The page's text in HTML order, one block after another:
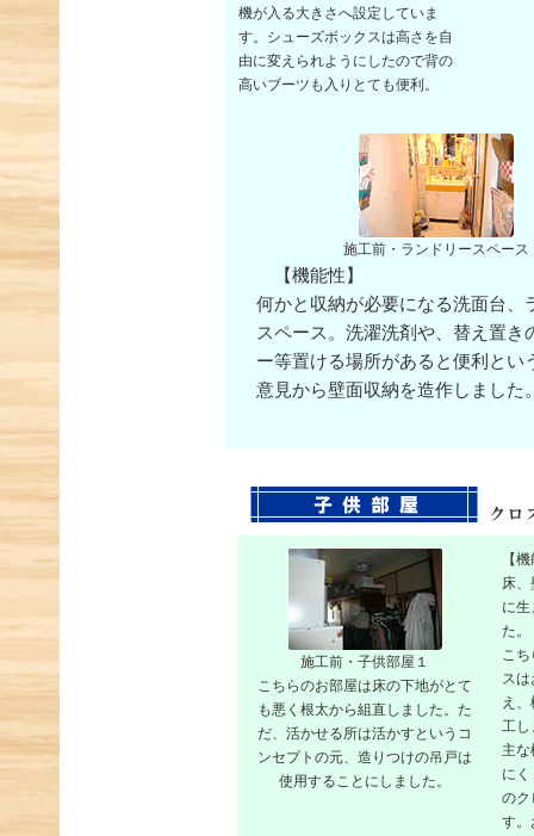
機が入る大きさへ設定していま
す。シューズボックスは高さを自
由に変えられようにしたので背の
高いブーツも入りとても便利。
施工前・ランドリースペース
【機能性】
何かと収納が必要になる洗面台、
スペース。洗濯洗剤や、替え置き
ー等置ける場所があると便利とい
意見から壁面収納を造作しました
施工前・子供部屋１
こちらのお部屋は床の下地がとて
も悪く根太から組直しました。た
だ、活かせる所は活かすというコ
ンセプトの元、造りつけの吊戸は
使用することにしました。
【
床
に
た。
こ
ス
え
工し
主
に
のク
す。